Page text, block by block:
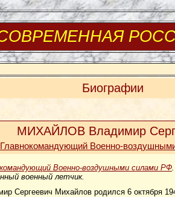
Биографии
МИХАЙЛОВ Владимир
Главнокомандующий Военно-
Военно-воздушными силами РФ
военный летчик.
Сергеевич Михайлов родился 6 октября